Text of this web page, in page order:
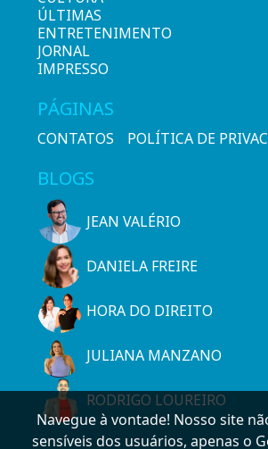
ÚLTIMAS
ENTRETENIMENTO
JORNAL
IMPRESSO
PÁGINAS
CONTATOS POLÍTICA DE
BLOGS
JEAN VALÉRIO
DANIELA FREIRE
HORA DO DIREITO
JULIANA MANZANO
RODRIGO LOUREIRO
Navegue à vontade! Nosso site
sensíveis dos usuários, apenas o